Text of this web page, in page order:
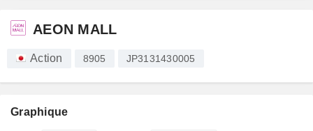
AEON MALL
Action 8905 JP3131430005
Graphique